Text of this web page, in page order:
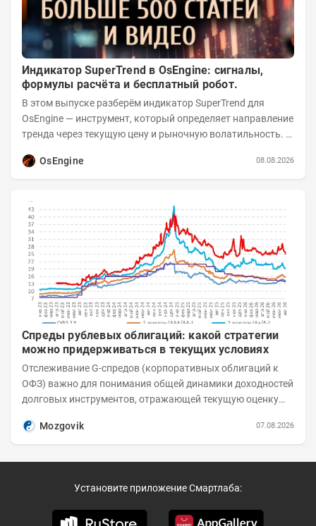
Индикатор SuperTrend в OsEngine: сигналы,
формулы расчёта и бесплатный робот.
В этом выпуске разберём индикатор SuperTrend для
OsEngine — инструмент, который определяет направление
тренда через текущую цену и рыночную волатильность. В
OsEngine
08.08.2026
Спреды рублевых облигаций: какой стратегии
можно придерживаться в текущих условиях
Отслеживание G-спредов (корпоративных облигаций к
ОФЗ) важно для понимания общей динамики доходностей
долговых инструментов, отражающей текущую оценку
Mozgovik
07.08.2026
Установите приложение Смартлаба: